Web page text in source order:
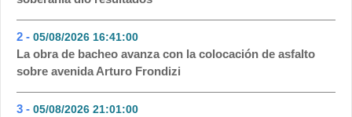
2 - 05/08/2026 16:41:00
La obra de bacheo avanza con la colocación de asfalto
sobre avenida Arturo Frondizi
3 - 05/08/2026 21:01:00